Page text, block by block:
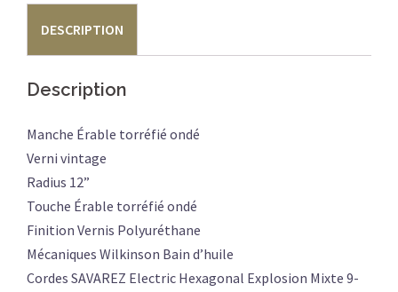
ST
ROUGE
BOURGOGNE
DESCRIPTION
Description
Manche Érable torréfié ondé
Verni vintage
Radius 12”
Touche Érable torréfié ondé
Finition Vernis Polyuréthane
Mécaniques Wilkinson Bain d’huile
Cordes SAVAREZ Electric Hexagonal Explosion Mixte 9-